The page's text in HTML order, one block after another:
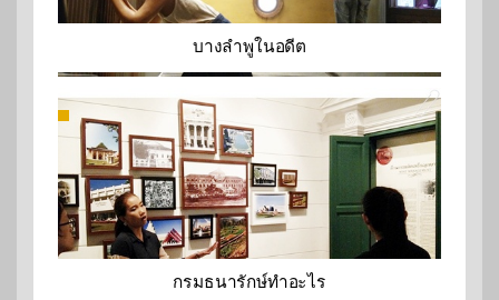
บางลำพูในอดีต
กรมธนารักษ์ทำอะไร